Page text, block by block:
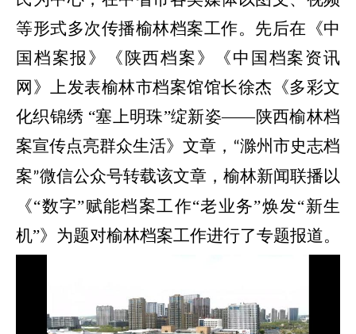
等形式多次传播榆林档案工作。 先后在《中
国档案报》《陕西档案》《中国档案资讯
网》上发表榆林市档案馆馆长徐杰《多彩文
化织锦绣 “塞上明珠”绽新姿——陕西榆林档
案宣传点亮群众生活》文章 ， “滁州市史志档
案”微信公众号转载该文章 ， 榆林新闻联播以
《“数字”赋能档案工作“老业务”焕发“新生
机”》 为题对榆林档案工作进行了专题报道。